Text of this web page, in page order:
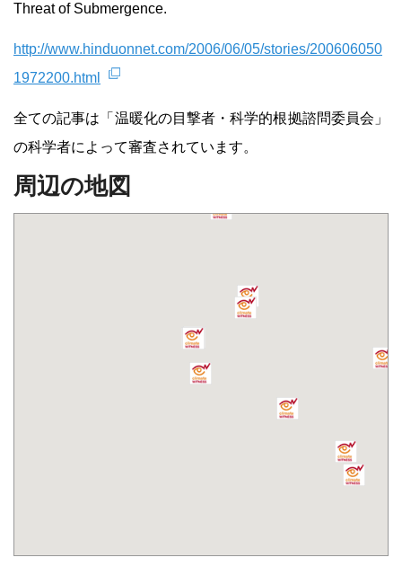
Threat of Submergence.
http://www.hinduonnet.com/2006/06/05/stories/200606050
1972200.html
全ての記事は「温暖化の目撃者・科学的根拠諮問委員会」
の科学者によって審査されています。
周辺の地図